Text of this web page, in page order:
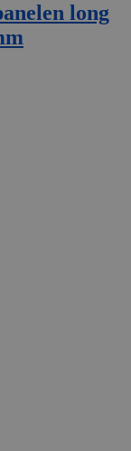
long